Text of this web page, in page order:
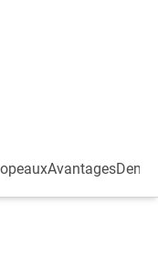
Avantages